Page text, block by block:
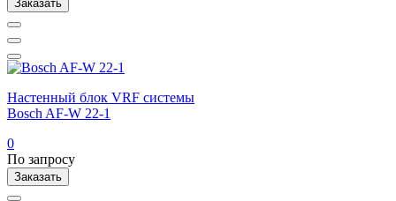
Заказать
Настенный блок VRF системы
Bosch AF-W 22-1
0
По запросу
Заказать